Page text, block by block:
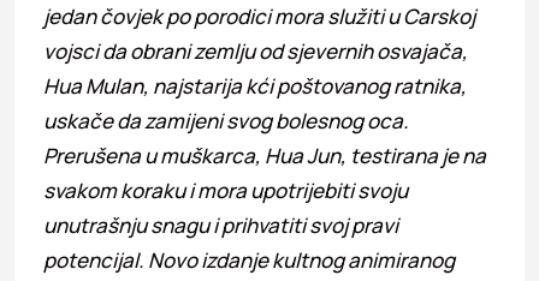
jedan čovjek po porodici mora služiti u Carskoj
vojsci da obrani zemlju od sjevernih osvajača,
Hua Mulan, najstarija kći poštovanog ratnika,
uskače da zamijeni svog bolesnog oca.
Prerušena u muškarca, Hua Jun, testirana je na
svakom koraku i mora upotrijebiti svoju
unutrašnju snagu i prihvatiti svoj pravi
potencijal. Novo izdanje kultnog animiranog